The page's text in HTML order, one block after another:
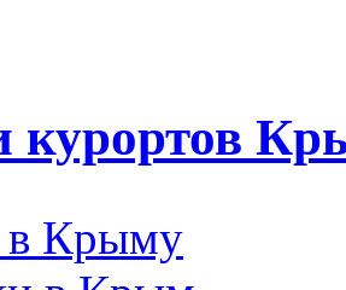
курортов
Крыму